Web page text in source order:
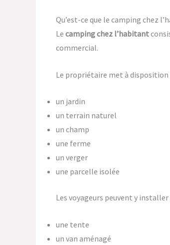
Qu’est-ce que le camping chez
Le camping chez l’habitant
commercial.
Le propriétaire met à disposition
un jardin
un terrain naturel
un champ
une ferme
un verger
une parcelle isolée
Les voyageurs peuvent y installer
une tente
un van aménagé